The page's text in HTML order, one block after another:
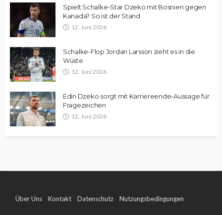
Spielt Schalke-Star Dzeko mit Bosnien gegen
Kanada? So ist der Stand
12. Juni 2026
Schalke-Flop Jordan Larsson zieht es in die
Wüste
12. Juni 2026
Edin Dzeko sorgt mit Karriereende-Aussage für
Fragezeichen
12. Juni 2026
Über Uns Kontakt Datenschutz Nutzungsbedingungen